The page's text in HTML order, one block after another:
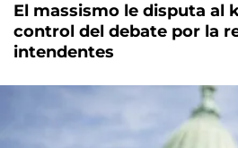
El massismo le disputa al
control del debate por la
intendentes